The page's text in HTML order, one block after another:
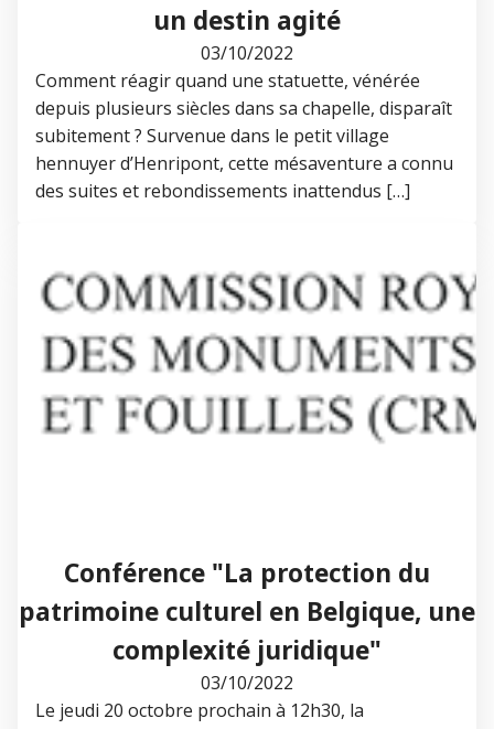
un destin agité
03/10/2022
Comment réagir quand une statuette, vénérée
depuis plusieurs siècles dans sa chapelle, disparaît
subitement ? Survenue dans le petit village
hennuyer d’Henripont, cette mésaventure a connu
des suites et rebondissements inattendus […]
Conférence "La protection du
patrimoine culturel en Belgique, une
complexité juridique"
03/10/2022
Le jeudi 20 octobre prochain à 12h30, la